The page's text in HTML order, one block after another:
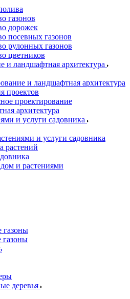
газонов
дорожек
посевных газонов
рулонных газонов
цветников
и ландшафтная архитектура
и ландшафтная архитектура
проектов
проектирование
архитектура
и услуги садовника
и услуги садовника
растений
и растениями
газоны
газоны
деревья